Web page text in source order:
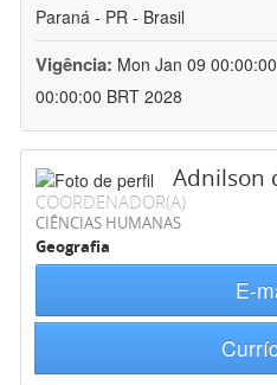
Paraná - PR - Brasil
Vigência: Mon Jan 09
00:00:00 BRT 2028
Adnilson
COORDENADOR(A)
CIÊNCIAS HUMANAS
Geografia
E-